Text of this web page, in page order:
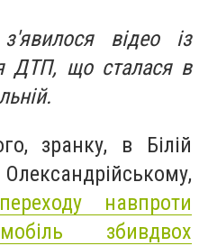
відео із
ДТП, що сталася в
зранку, в Білій
навпроти
збивдвох